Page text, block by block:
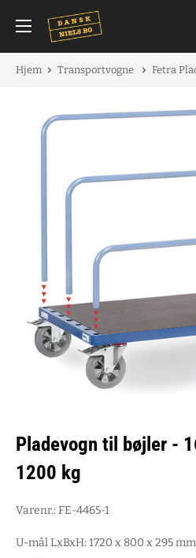
indhold
Hjem Transportvogne Fetra
Pladevogn til bøjler -
1200 kg
Varenr.: FE-4465-1
U-mål LxBxH: 1720 x 800 x 295 mm